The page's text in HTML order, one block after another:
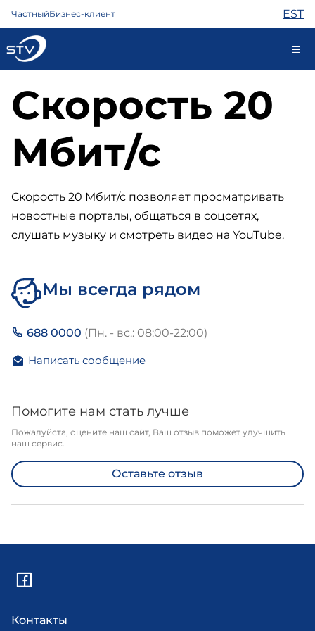
ЧастныйБизнес-клиент EST
kontakt@stv.ee
Самообслуживание
ТВ
Телефон
Охрана
Контакты
Новости
Скорость 20
Мбит/с
Скорость 20 Мбит/с позволяет просматривать
новостные порталы, общаться в соцсетях,
слушать музыку и смотреть видео на YouTube.
Мы всегда рядом
688 0000 (Пн. - вс.: 08:00-22:00)
Написать сообщение
Помогите нам стать лучше
Пожалуйста, оцените наш сайт, Ваш отзыв поможет улучшить
наш сервис.
Оставьте отзыв
Контакты